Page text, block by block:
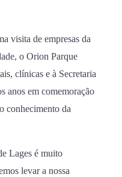
visita de empresas da
o Orion Parque
clínicas e à Secretaria
anos em comemoração
conhecimento da
Lages é muito
levar a nossa